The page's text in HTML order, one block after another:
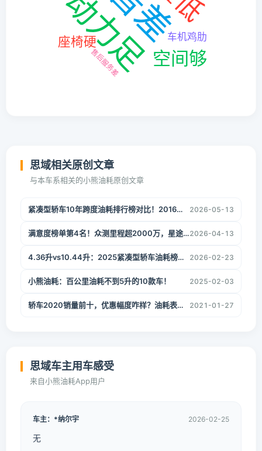
思域相关原创文章
与本车系相关的小熊油耗原创文章
紧凑型轿车10年跨度油耗排行榜对比！2016年省油冠军6.34升，2025年燃油车还没追上 2026-05-13
满意度榜单第4名！众测里程超2000万，星途揽月凭什么让众多车主喊出“买发动机送车”？2026-04-13
4.36升vs10.44升：2025紧凑型轿车油耗榜，藏着哪些秘密？ 2026-02-23
小熊油耗：百公里油耗不到5升的10款车！ 2025-02-03
轿车2020销量前十，优惠幅度咋样？油耗表现如何？ 2021-01-27
思域车主用车感受
来自小熊油耗App用户
车主：*纳尔宇 2026-02-25
无